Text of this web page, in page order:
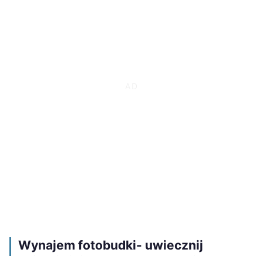
Wynajem fotobudki- uwiecznij